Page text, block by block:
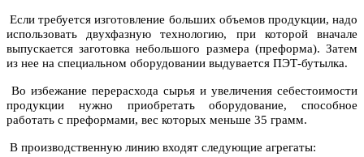
Если требуется изготовление больших объемов продукции, надо
использовать двухфазную технологию, при которой вначале
выпускается заготовка небольшого размера (преформа). Затем
из нее на специальном оборудовании выдувается ПЭТ-бутылка.
Во избежание перерасхода сырья и увеличения себестоимости
продукции нужно приобретать оборудование, способное
работать с преформами, вес которых меньше 35 грамм.
В производственную линию входят следующие агрегаты: